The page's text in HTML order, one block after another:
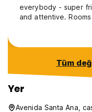
everybody - super
and attentive.
bathrooms were
had what you
it was perfect for
top has lovely
spot to chill, cold
could you want 😁
Tüm
Yer
Avenida Santa Ana,